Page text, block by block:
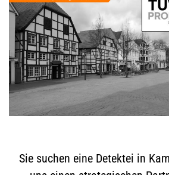
Sie suchen eine Detektei in